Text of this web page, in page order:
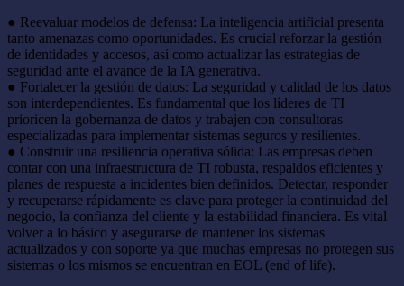
● Reevaluar modelos de defensa: La inteligencia artificial presenta
tanto amenazas como oportunidades. Es crucial reforzar la gestión
de identidades y accesos, así como actualizar las estrategias de
seguridad ante el avance de la IA generativa.
● Fortalecer la gestión de datos: La seguridad y calidad de los datos
son interdependientes. Es fundamental que los líderes de TI
prioricen la gobernanza de datos y trabajen con consultoras
especializadas para implementar sistemas seguros y resilientes.
● Construir una resiliencia operativa sólida: Las empresas deben
contar con una infraestructura de TI robusta, respaldos eficientes y
planes de respuesta a incidentes bien definidos. Detectar, responder
y recuperarse rápidamente es clave para proteger la continuidad del
negocio, la confianza del cliente y la estabilidad financiera. Es vital
volver a lo básico y asegurarse de mantener los sistemas
actualizados y con soporte ya que muchas empresas no protegen sus
sistemas o los mismos se encuentran en EOL (end of life).